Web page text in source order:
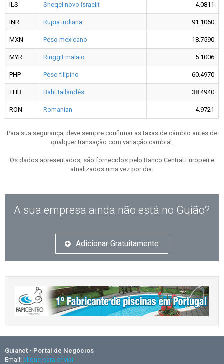
ILS Sheqel novo israelit 4.0811
INR Rupia indiana 91.1060
MXN Peso mexicano 18.7590
MYR Ringgit malaio 5.1006
PHP Peso filipino 60.4970
THB Baht tailandês 38.4940
RON Romanian 4.9721
Para sua segurança, deve sempre confirmar as taxas de câmbio antes de
qualquer transação com variação cambial.
Os dados apresentados, são fornecidos pelo Banco Central Europeu e
atualizados uma vez por dia.
A sua empresa ainda não está no Guião?
Adicionar Gratuitamente
Guianet - Portal de Negócios
Email: clique para enviar